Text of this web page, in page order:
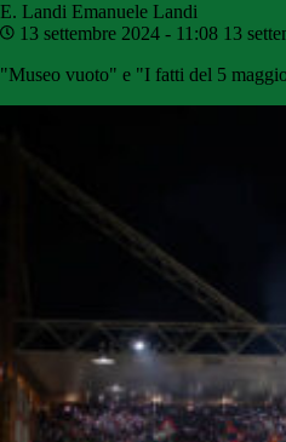
E. Landi Emanuele Landi
13 settembre 2024 - 11:08 13
"Museo vuoto" e "I fatti del 5